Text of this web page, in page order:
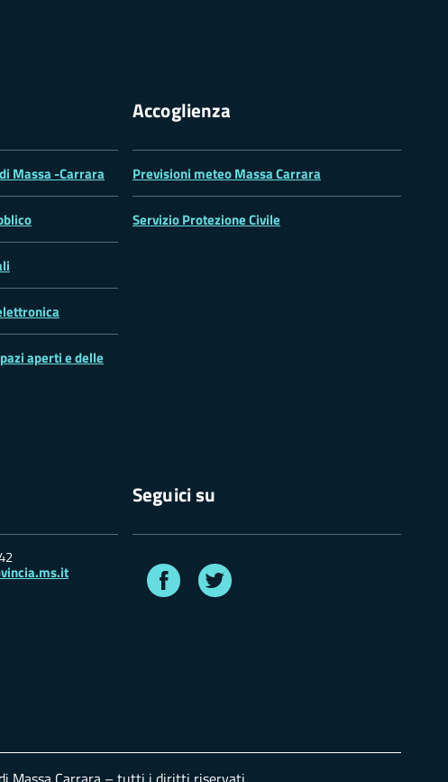
Massa -Carrara
aperti e delle
Accoglienza
Previsioni meteo Massa Carrara
Servizio Protezione Civile
Seguici su
Facebook